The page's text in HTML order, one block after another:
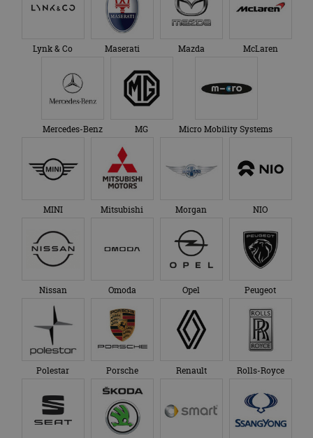
Lynk & Co Maserati Mazda McLaren
Mercedes-Benz MG Micro Mobility Systems
MINI Mitsubishi Morgan NIO
Nissan Omoda Opel Peugeot
Polestar Porsche Renault Rolls-Royce